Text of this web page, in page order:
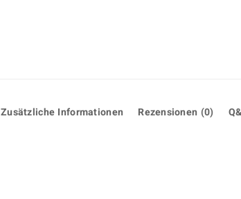
Zusätzliche Informationen Rezensionen (0)